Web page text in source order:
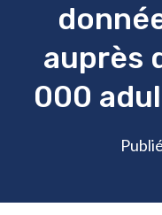
auprès
000